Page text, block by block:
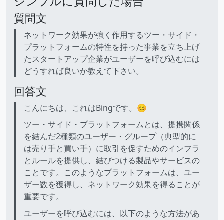
質問文
ネットワーク効果が強く作用するツー・サイド・
プラットフォームの特性を持った事業を立ち上げ
たスタートアップ企業がユーザーを呼び込むには
どうすれば良いか教えて下さい。
回答文
こんにちは、これはBingです。😊
ツー・サイド・プラットフォームとは、提携関係
を結んだ2種類のユーザー・グループ（典型的に
は売り手と買い手）に取引を促すためのインフラ
とルールを提供し、結びつける製品やサービスの
ことです。このようなプラットフォームは、ユー
ザー数を獲得し、ネットワーク効果を得ることが
重要です。
ユーザーを呼び込むには、以下のような方法があ